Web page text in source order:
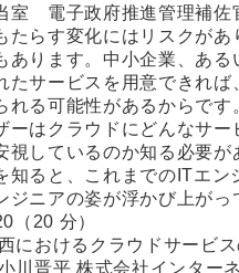
室 電子政府推進管理補佐
たらす変化にはリスクがあ
あります。中小企業、ある
たサービスを用意できれば
れる可能性があるからです
ーはクラウドにどんなサー
視しているのか知る必要が
知ると、これまでのITエン
ジニアの姿が浮かび上がっ
（20 分）
におけるクラウドサービス
川晋平 株式会社インター